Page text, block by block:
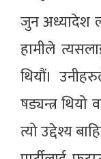
जुन अध्यादेश
हामीले
थियौं।
षड्यन्त्र थियो
त्यो उद्देश्य